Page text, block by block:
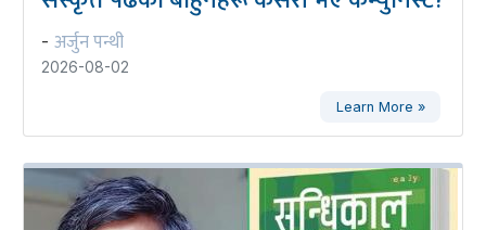
- अर्जुन पन्थी
2026-08-02
Learn More »